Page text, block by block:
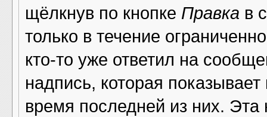
щёлкнув по кнопке Правка в
только в течение
кто-то уже ответил на
надпись, которая
время последней из них. Эта